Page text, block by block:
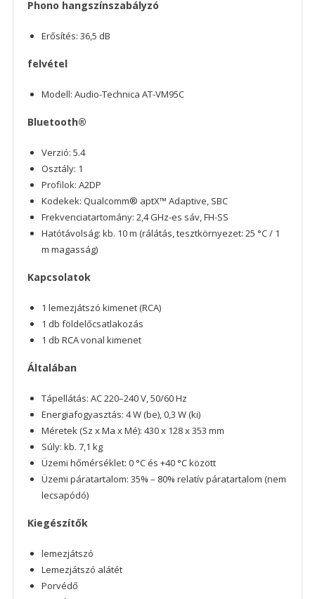
Phono hangszínszabályzó
Erősítés: 36,5 dB
felvétel
Modell: Audio-Technica AT-VM95C
Bluetooth®
Verzió: 5.4
Osztály: 1
Profilok: A2DP
Kodekek: Qualcomm® aptX™ Adaptive, SBC
Frekvenciatartomány: 2,4 GHz-es sáv, FH-SS
Hatótávolság: kb. 10 m (rálátás, tesztkörnyezet: 25 °C / 1
m magasság)
Kapcsolatok
1 lemezjátszó kimenet (RCA)
1 db földelőcsatlakozás
1 db RCA vonal kimenet
Általában
Tápellátás: AC 220–240 V, 50/60 Hz
Energiafogyasztás: 4 W (be), 0,3 W (ki)
Méretek (Sz x Ma x Mé): 430 x 128 x 353 mm
Súly: kb. 7,1 kg
Üzemi hőmérséklet: 0 °C és +40 °C között
Üzemi páratartalom: 35% – 80% relatív páratartalom (nem
lecsapódó)
Kiegészítők
lemezjátszó
Lemezjátszó alátét
Porvédő